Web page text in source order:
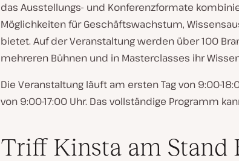
das Ausstellungs- und Konferenzformate
Möglichkeiten für Geschäftswachstum,
bietet. Auf der Veranstaltung werden über 100
mehreren Bühnen und in Masterclasses ihr
Die Veranstaltung läuft am ersten Tag von 9:00-
von 9:00-17:00 Uhr. Das vollständige Programm
Triff Kinsta am Stand